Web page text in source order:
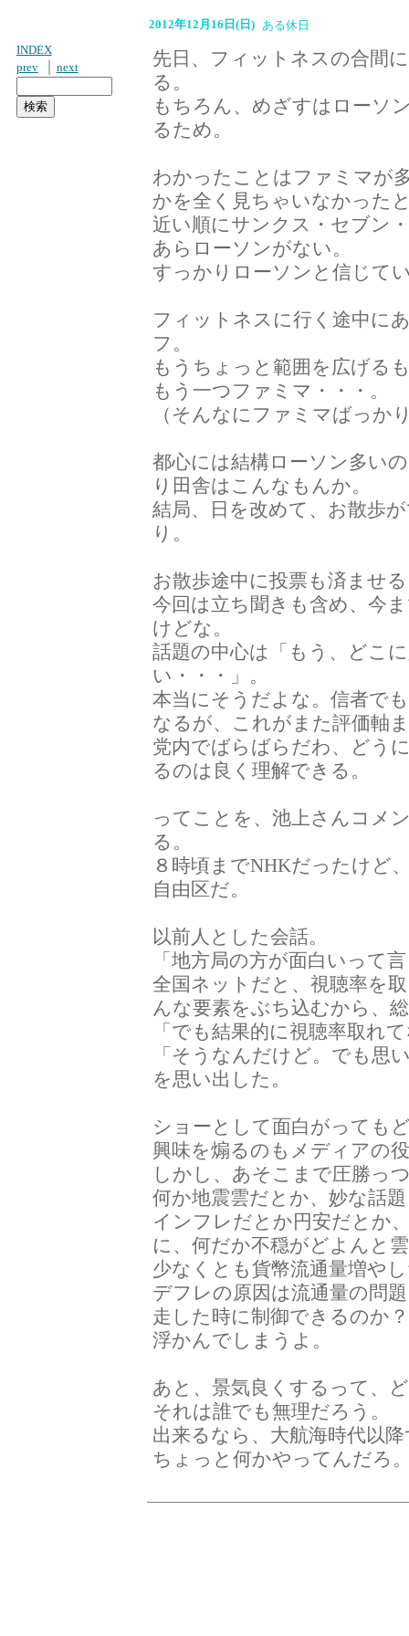
INDEX
prev｜ next
2012年12月16日(日) ある休日
先日、フィットネスの合間
る。
もちろん、めざすはローソ
るため。
わかったことはファミマが
かを全く見ちゃいなかった
近い順にサンクス・セブン
あらローソンがない。
すっかりローソンと信じて
フィットネスに行く途中に
フ。
もうちょっと範囲を広げる
もう一つファミマ・・・。
（そんなにファミマばっか
都心には結構ローソン多い
り田舎はこんなもんか。
結局、日を改めて、お散歩
り。
お散歩途中に投票も済ませ
今回は立ち聞きも含め、今
けどな。
話題の中心は「もう、どこ
い・・・」。
本当にそうだよな。信者で
なるが、これがまた評価軸
党内でばらばらだわ、どう
るのは良く理解できる。
ってことを、池上さんコメ
る。
８時頃までNHKだったけど
自由区だ。
以前人とした会話。
「地方局の方が面白いって
全国ネットだと、視聴率を
んな要素をぶち込むから、
「でも結果的に視聴率取れ
「そうなんだけど。でも思
を思い出した。
ショーとして面白がっても
興味を煽るのもメディアの
しかし、あそこまで圧勝っ
何か地震雲だとか、妙な話
インフレだとか円安だとか
に、何だか不穏がどよんと
少なくとも貨幣流通量増や
デフレの原因は流通量の問
走した時に制御できるのか
浮かんでしまうよ。
あと、景気良くするって、
それは誰でも無理だろう。
出来るなら、大航海時代以
ちょっと何かやってんだろ